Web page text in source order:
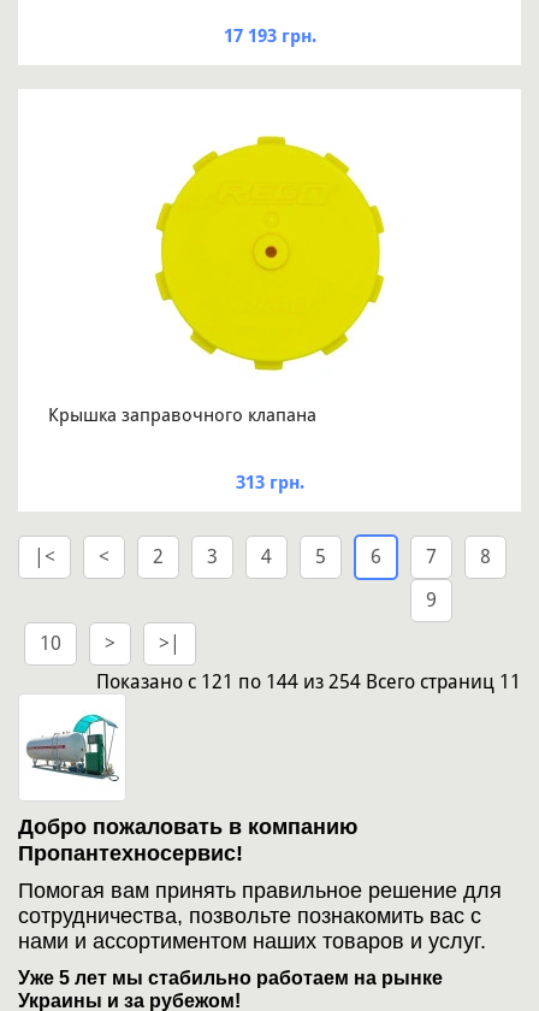
17 193 грн.
Крышка заправочного клапана
313 грн.
|< < 2 3 4 5 6 7
8
9
10
>
>|
Показано с 121 по 144 из 254 Всего страниц 11
Добро пожаловать в компанию
Пропантехносервис!
Помогая вам принять правильное решение для
сотрудничества, позвольте познакомить вас с
нами и ассортиментом наших товаров и услуг.
Уже 5 лет мы стабильно работаем на рынке
Украины и за рубежом!